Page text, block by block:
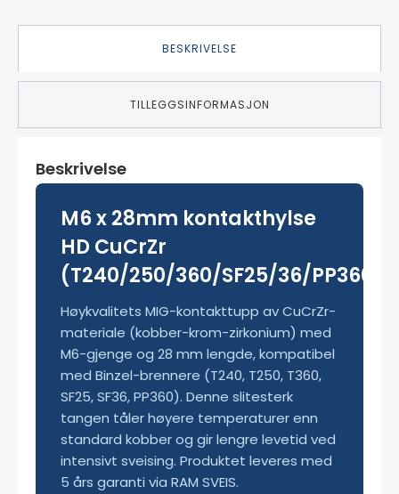
BESKRIVELSE
TILLEGGSINFORMASJON
Beskrivelse
M6 x 28mm kontakthylse
HD CuCrZr
(T240/250/360/SF25/36/PP360)
Høykvalitets MIG-kontakttupp av CuCrZr-
materiale (kobber-krom-zirkonium) med
M6-gjenge og 28 mm lengde, kompatibel
med Binzel-brennere (T240, T250, T360,
SF25, SF36, PP360). Denne slitesterk
tangen tåler høyere temperaturer enn
standard kobber og gir lengre levetid ved
intensivt sveising. Produktet leveres med
5 års garanti via RAM SVEIS.